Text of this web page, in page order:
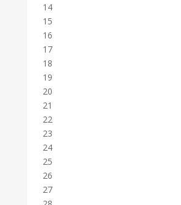
14
15
16
17
18
19
20
21
22
23
24
25
26
27